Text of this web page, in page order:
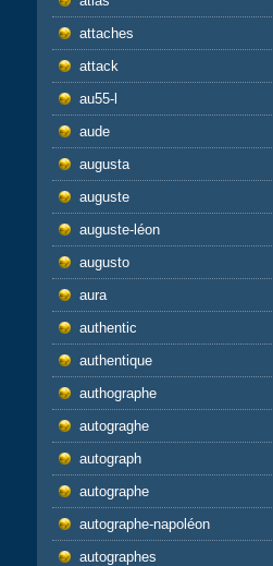
attaches
attack
au55-l
aude
augusta
auguste
auguste-léon
augusto
aura
authentic
authentique
authographe
autograghe
autograph
autographe
autographe-napoléon
autographes